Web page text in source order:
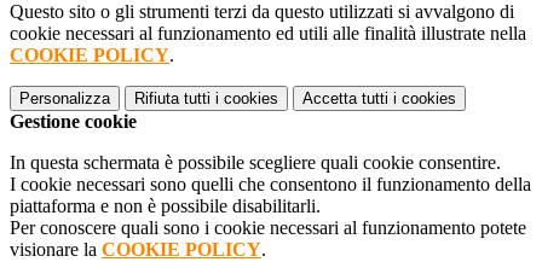
Questo sito o gli strumenti terzi da questo utilizzati si avvalgono di
cookie necessari al funzionamento ed utili alle finalità illustrate nella
COOKIE POLICY.
Personalizza Rifiuta tutti i cookies Accetta tutti i cookies
Gestione cookie
In questa schermata è possibile scegliere quali cookie consentire.
I cookie necessari sono quelli che consentono il funzionamento della
piattaforma e non è possibile disabilitarli.
Per conoscere quali sono i cookie necessari al funzionamento potete
visionare la COOKIE POLICY.